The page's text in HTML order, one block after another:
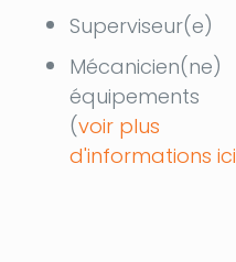
Superviseur(e)
Mécanicien(ne)
équipements
(voir plus
d'informations ici